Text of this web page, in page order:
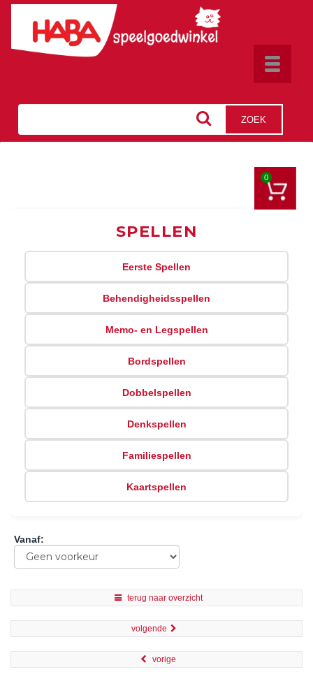
Toggle
ZOEK
0
SPELLEN
Eerste Spellen
Behendigheidsspellen
Memo- en Legspellen
Bordspellen
Dobbelspellen
Denkspellen
Familiespellen
Kaartspellen
Vanaf:
terug naar overzicht
volgende
vorige